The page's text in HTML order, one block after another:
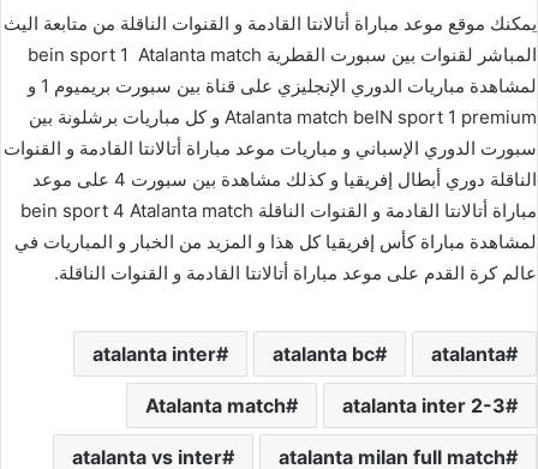
يمكنك موقع موعد مباراة أتالانتا القادمة و القنوات الناقلة من متابعة اليث
المباشر لقنوات بين سبورت القطرية bein sport 1 Atalanta match
لمشاهدة مباريات الدوري الإنجليزي على قناة بين سبورت بريميوم 1 و
Atalanta match beIN sport 1 premium و كل مباريات برشلونة بين
سبورت الدوري الإسباني و مباريات موعد مباراة أتالانتا القادمة و القنوات
الناقلة دوري أبطال إفريقيا و كذلك مشاهدة بين سبورت 4 على موعد
مباراة أتالانتا القادمة و القنوات الناقلة bein sport 4 Atalanta match
لمشاهدة مباراة كأس إفريقيا كل هذا و المزيد من الخبار و المباريات في
عالم كرة القدم على موعد مباراة أتالانتا القادمة و القنوات الناقلة.
atalanta
atalanta bc
atalanta inter
atalanta inter 2-3
Atalanta match
atalanta milan full match
atalanta vs inter